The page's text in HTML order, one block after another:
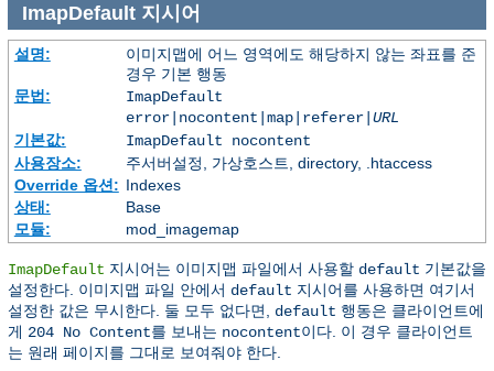
ImapDefault지시어
설명:
이미지맵에 어느 영역에도 해당하지 않는 좌표를 준
경우 기본 행동
문법:
ImapDefault
error|nocontent|map|referer| URL
기본값:
ImapDefault nocontent
사용장소:
주서버설정, 가상호스트, directory, .htaccess
Override 옵션: Indexes
상태:
Base
모듈:
mod_imagemap
ImapDefault 지시어는 이미지맵 파일에서 사용할 default 기본값을
설정한다. 이미지맵 파일 안에서 default 지시어를 사용하면 여기서
설정한 값은 무시한다. 둘 모두 없다면, default 행동은 클라이언트에
게 204 No Content를 보내는 nocontent이다. 이 경우 클라이언트
는 원래 페이지를 그대로 보여줘야 한다.